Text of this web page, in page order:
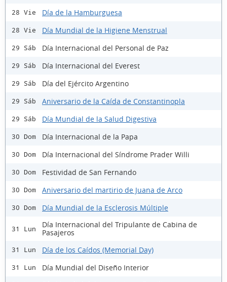
28 Vie Día de la Hamburguesa
28 Vie Día Mundial de la Higiene Menstrual
29 Sáb Día Internacional del Personal de Paz
29 Sáb Día Internacional del Everest
29 Sáb Día del Ejército Argentino
29 Sáb Aniversario de la Caída de Constantinopla
29 Sáb Día Mundial de la Salud Digestiva
30 Dom Día Internacional de la Papa
30 Dom Día Internacional del Síndrome Prader Willi
30 Dom Festividad de San Fernando
30 Dom Aniversario del martirio de Juana de Arco
30 Dom Día Mundial de la Esclerosis Múltiple
31 Lun
Día Internacional del Tripulante de Cabina de
Pasajeros
31 Lun Día de los Caídos (Memorial Day)
31 Lun Día Mundial del Diseño Interior